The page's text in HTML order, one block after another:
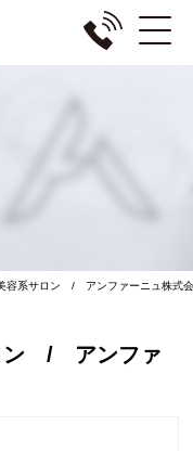
容系サロン / アンファーニュ株式
ン / アンファ